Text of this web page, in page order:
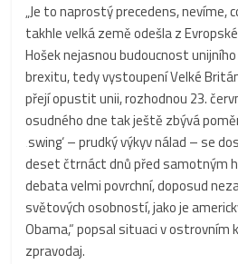
„Je to naprostý precedens, nevíme,
takhle velká země odešla z
Hošek nejasnou budoucnost
brexitu, tedy vystoupení Velké
přejí opustit unii, rozhodnou 23.
osudného dne tak ještě zbývá
‚swing‘ – prudký výkyv nálad – se
deset čtrnáct dnů před samotným
debata velmi povrchní, doposud
světových osobností, jako je
Obama,“ popsal situaci v ostrovním
zpravodaj.